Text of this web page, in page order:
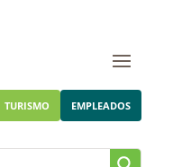
TURISMO EMPLEADOS